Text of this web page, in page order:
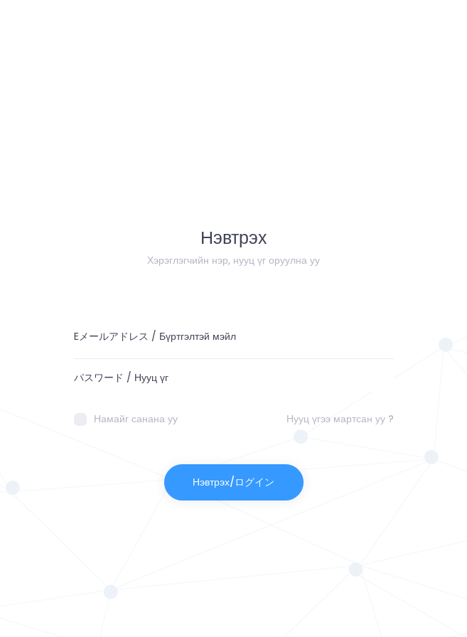
Нэвтрэх
Хэрэглэгчийн нэр, нууц үг оруулна уу
Намайг санана уу Нууц үгээ мартсан уу ?
Нэвтрэх/ログイン